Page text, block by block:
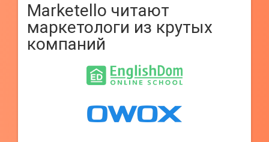
Marketello читают
маркетологи из крутых
компаний